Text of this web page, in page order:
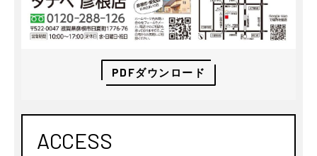
PDFダウンロード
ACCESS